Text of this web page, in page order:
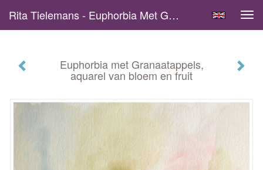
Rita Tielemans - Euphorbia Met Granaatappels, Aquarel Van Bloem En Fruit
Euphorbia met Granaatappels,
aquarel van bloem en fruit